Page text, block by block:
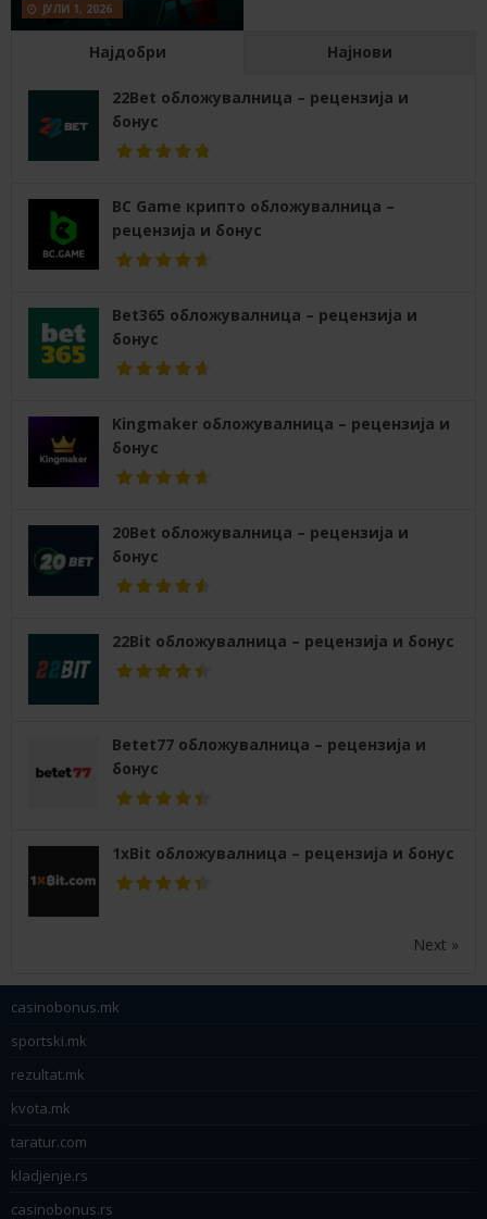
ЈУЛИ 1, 2026
Најдобри Најнови
22Bet обложувалница – рецензија и
бонус
BC Game крипто обложувалница –
рецензија и бонус
Bet365 обложувалница – рецензија и
бонус
Kingmaker обложувалница – рецензија и
бонус
20Bet обложувалница – рецензија и
бонус
22Bit обложувалница – рецензија и бонус
Betet77 обложувалница – рецензија и
бонус
1xBit обложувалница – рецензија и бонус
Next »
casinobonus.mk
sportski.mk
rezultat.mk
kvota.mk
taratur.com
kladjenje.rs
casinobonus.rs